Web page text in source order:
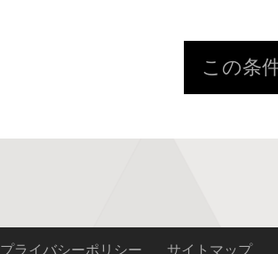
この条
プライバシーポリシー サイトマップ